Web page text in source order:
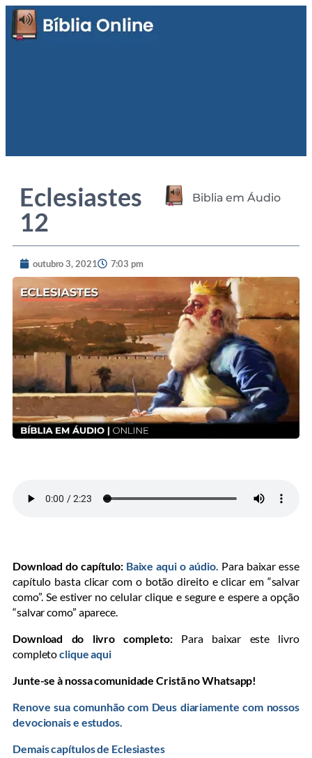
Eclesiastes
12
Biblia em Áudio
outubro 3, 2021 7:03 pm
Download do capítulo: Baixe aqui o aúdio. Para baixar esse
capítulo basta clicar com o botão direito e clicar em “salvar
como”. Se estiver no celular clique e segure e espere a opção
“salvar como” aparece.
Download do livro completo: Para baixar este livro
completoclique aqui
Junte-se à nossa comunidade Cristã no Whatsapp!
Renove sua comunhão com Deus diariamente com nossos
devocionais e estudos.
Demais capítulos de Eclesiastes